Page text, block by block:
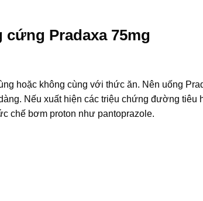
cứng Pradaxa 75mg
hoặc không cùng với thức ăn. Nên uống
Nếu xuất hiện các triệu chứng đường tiêu
chế bơm proton như pantoprazole.